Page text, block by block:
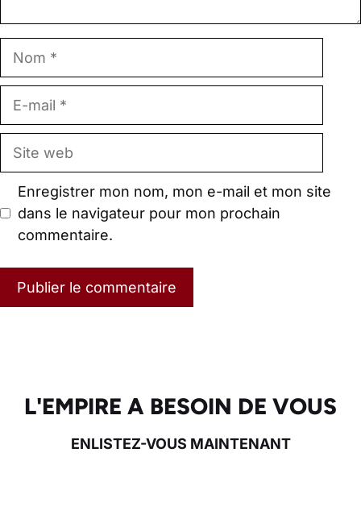
Site
Enregistrer mon nom, mon e-mail et mon site
dans le navigateur pour mon prochain
commentaire.
L'EMPIRE A BESOIN DE VOUS
ENLISTEZ-VOUS MAINTENANT